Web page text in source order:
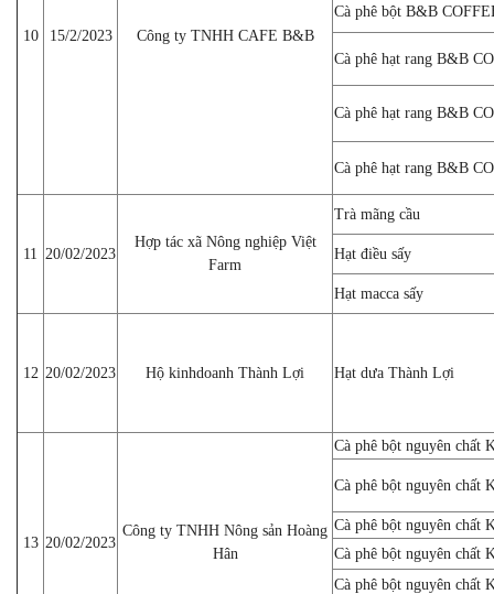
10 15/2/2023 Công ty TNHH CAFE B&B
Cà phê bột B&B
Cà phê hạt rang B&B
Cà phê hạt rang B&B
Cà phê hạt rang B&B
11 20/02/2023
Hợp tác xã Nông nghiệp Việt
Farm
Trà mãng cầu
Hạt điều sấy
Hạt macca sấy
12 20/02/2023 Hộ kinhdoanh Thành Lợi Hạt dưa Thành Lợi
13 20/02/2023
Công ty TNHH Nông sản Hoàng
Hân
Cà phê bột nguyên chất
Cà phê bột nguyên chất
Cà phê bột nguyên chất
Cà phê bột nguyên chất
Cà phê bột nguyên